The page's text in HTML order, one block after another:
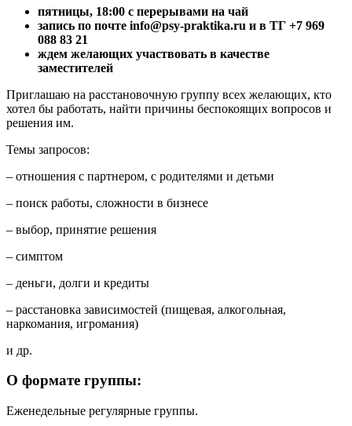
пятницы, 18:00 с перерывами на чай
запись по почте info@psy-praktika.ru и в ТГ +7 969
088 83 21
ждем желающих участвовать в качестве
заместителей
Приглашаю на расстановочную группу всех желающих, кто
хотел бы работать, найти причины беспокоящих вопросов и
решения им.
Темы запросов:
– отношения с партнером, с родителями и детьми
– поиск работы, сложности в бизнесе
– выбор, принятие решения
– симптом
– деньги, долги и кредиты
– расстановка зависимостей (пищевая, алкогольная,
наркомания, игромания)
и др.
О формате группы:
Еженедельные регулярные группы.